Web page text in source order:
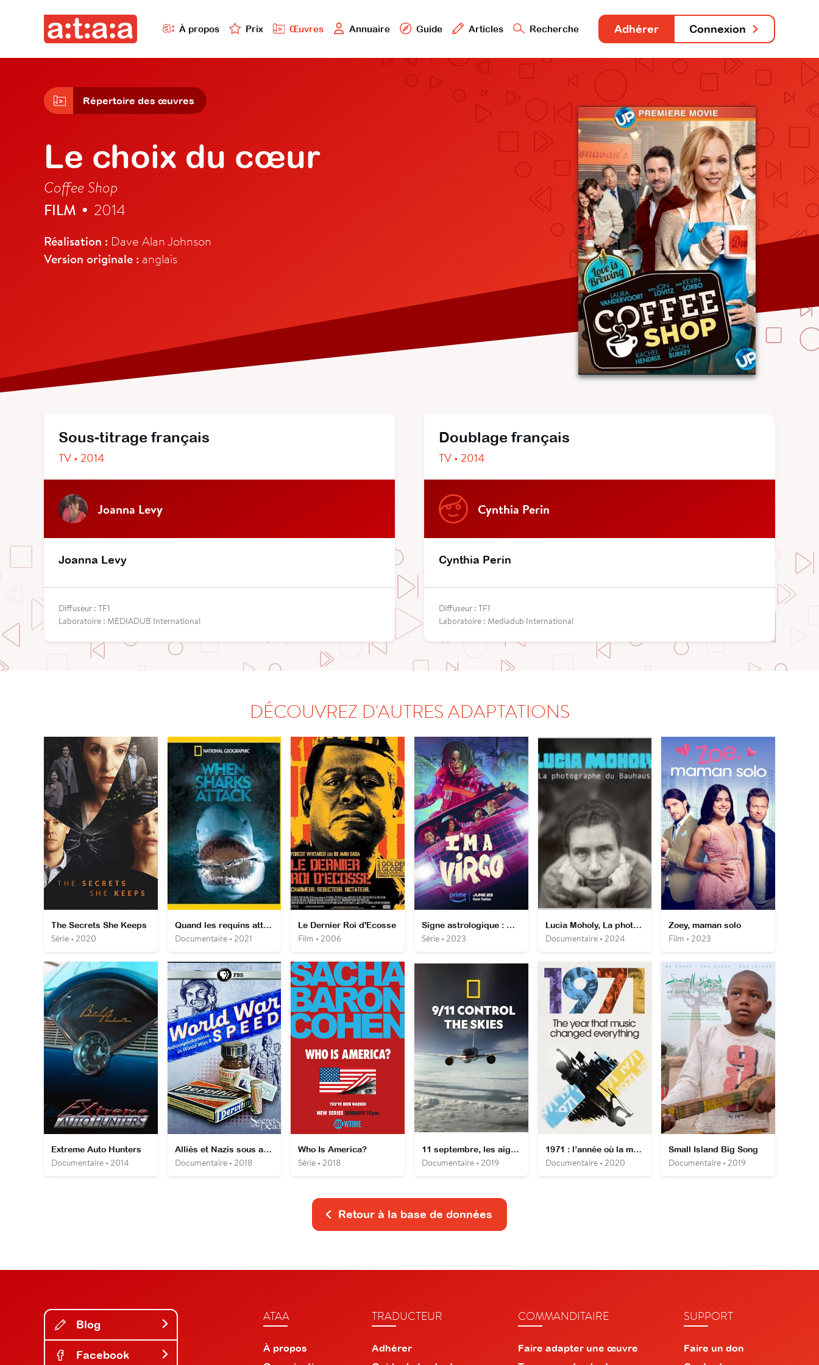
À propos Prix Œuvres Annuaire Guide Articles Recherche Adhérer Connexion
Répertoire des œuvres
Le choix du cœur
Coffee Shop
FILM • 2014
Réalisation : Dave Alan Johnson
Version originale : anglais
Sous-titrage français
TV • 2014
Joanna Levy
Joanna Levy
Diffuseur : TF1
Laboratoire : MEDIADUB International
Doublage français
TV • 2014
Cynthia Perin
Cynthia Perin
Diffuseur : TF1
Laboratoire : Mediadub International
DÉCOUVREZ D'AUTRES ADAPTATIONS
The Secrets She Keeps
Série • 2020
Quand les requins attaquent
Documentaire • 2021
Le Dernier Roi d'Ecosse
Film • 2006
Signe astrologique : Vierge
Série • 2023
Lucia Moholy, La photographe du Bauhaus
Documentaire • 2024
Zoey, maman solo
Film • 2023
Extreme Auto Hunters
Documentaire • 2014
Alliés et Nazis sous amphétamines
Documentaire • 2018
Who Is America?
Série • 2018
11 septembre, les aiguilleurs du ciel
Documentaire • 2019
1971 : l’année où la musique a tout changé
Documentaire • 2020
Small Island Big Song
Documentaire • 2019
Retour à la base de données
Blog
Facebook
ATAA
À propos
TRADUCTEUR
Adhérer
COMMANDITAIRE
Faire adapter une œuvre
SUPPORT
Faire un don